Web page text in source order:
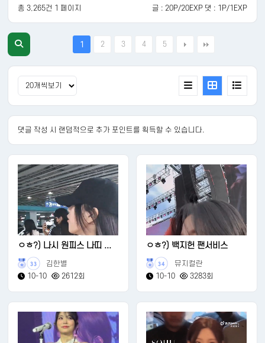
총 3,265건 1 페이지 글 : 20P/20EXP 댓 : 1P/1EXP
1 2 3 4 5
댓글 작성 시 랜덤적으로 추가 포인트를 획득할 수 있습니다.
ㅇㅎ?) 나시 원피스 나띠 ...
33
김한별
10-10
2612회
ㅇㅎ?) 백지헌 팬서비스
34
뮤지컬란
10-10
3283회